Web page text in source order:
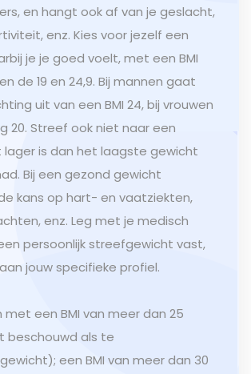
en hangt ook af van je geslacht,
enz. Kies voor jezelf een
je je goed voelt, met een BMI
de 19 en 24,9. Bij mannen gaat
uit van een BMI 24, bij vrouwen
20. Streef ook niet naar een
is dan het laagste gewicht
Bij een gezond gewicht
kans op hart- en vaatziekten,
enz. Leg met je medisch
persoonlijk streefgewicht vast,
jouw specifieke profiel.
met een BMI van meer dan 25
beschouwd als te
een BMI van meer dan 30